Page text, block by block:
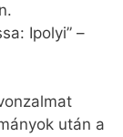
Ipolyi” –
után a